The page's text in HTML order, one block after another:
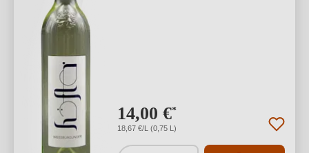
14,00 €*
18,67 €/L (0,75 L)